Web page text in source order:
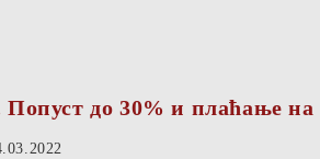
до 30% и плаћање